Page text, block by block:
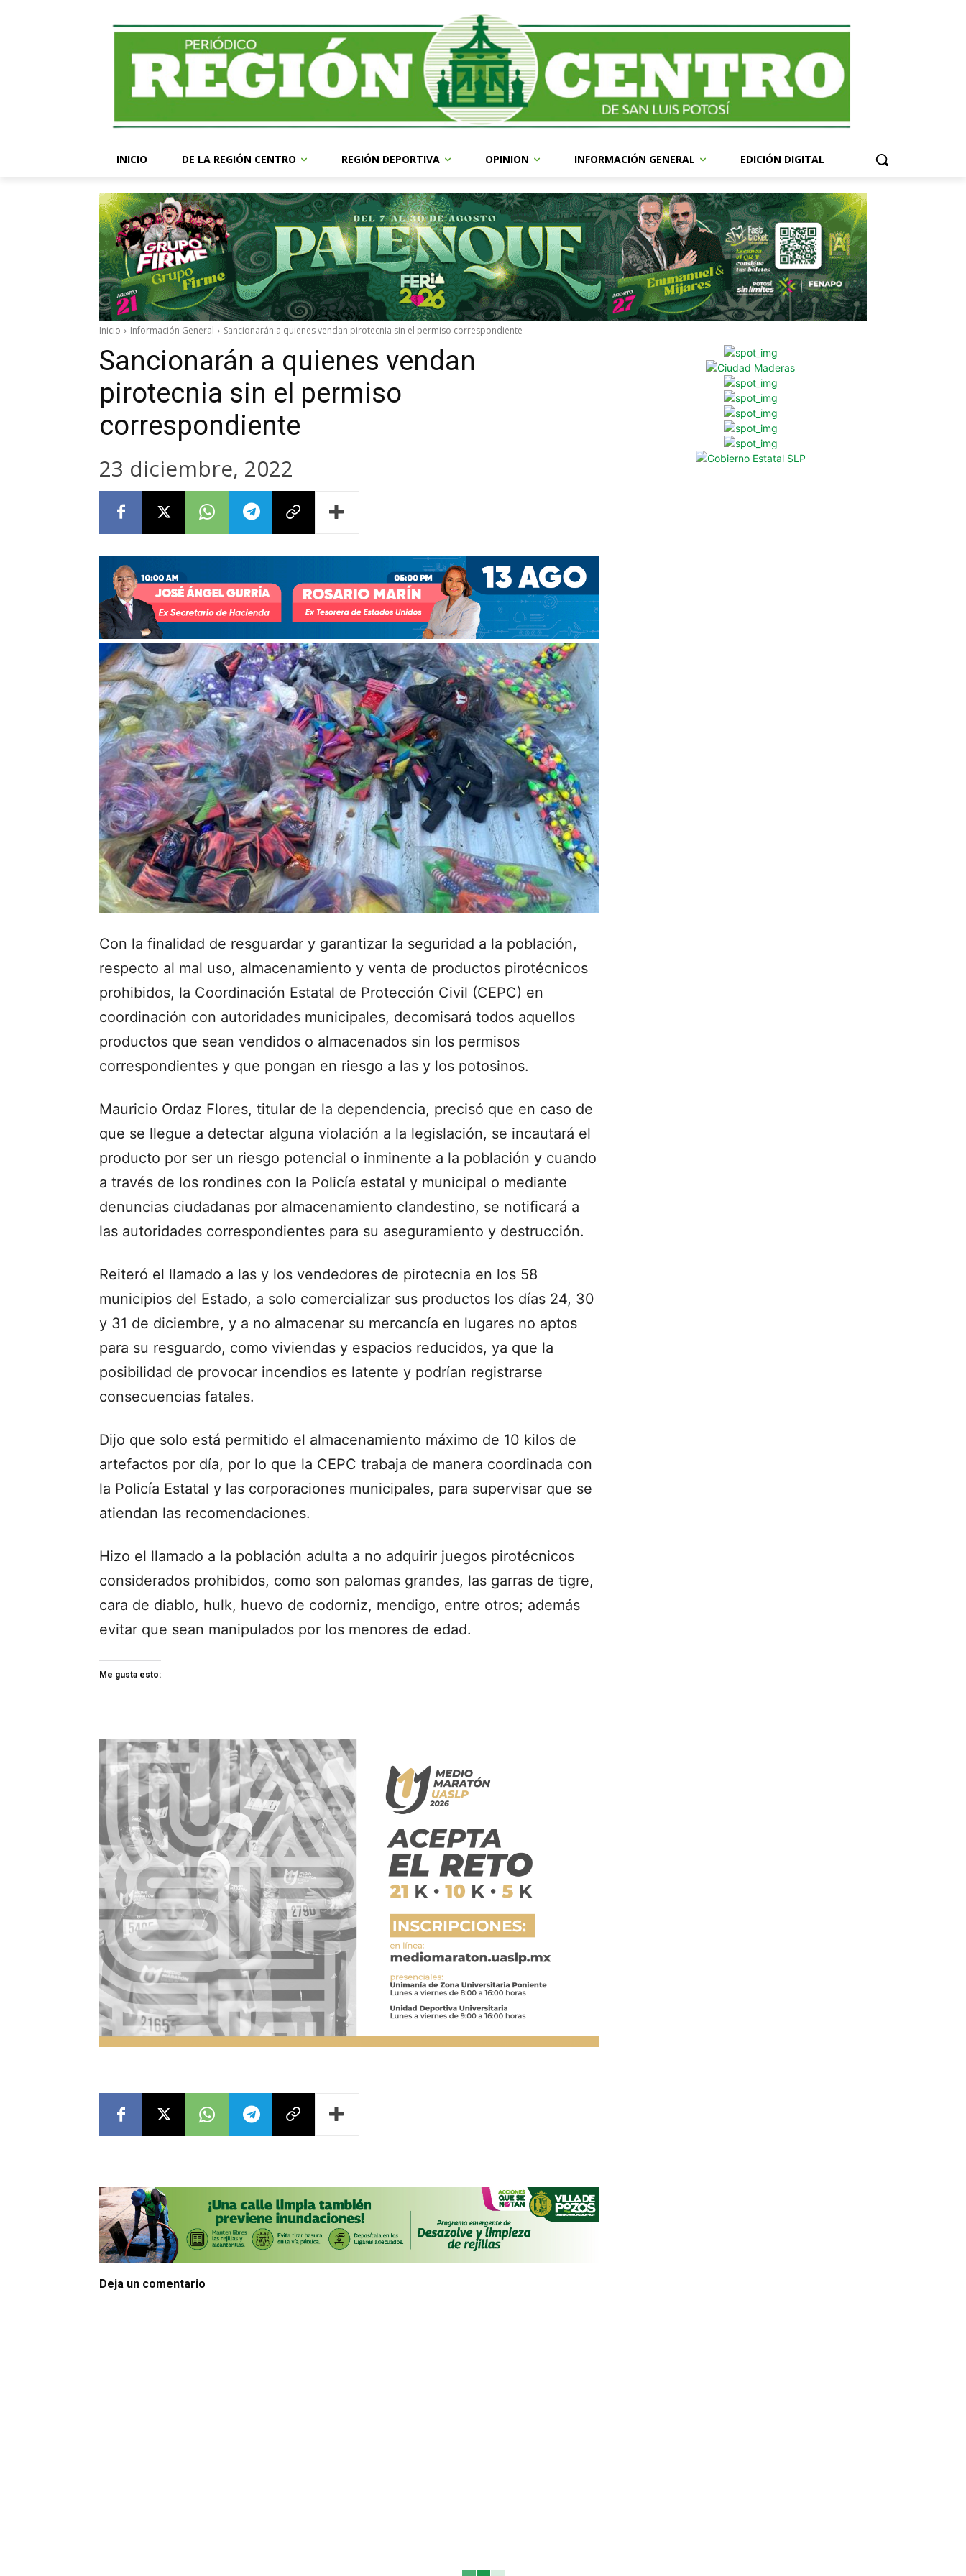
INICIO DE LA REGIÓN CENTRO REGIÓN DEPORTIVA OPINION INFORMACIÓN GENERAL EDICIÓN DIGITAL
Inicio Información General Sancionarán a quienes vendan pirotecnia sin el permiso correspondiente
Sancionarán a quienes vendan
pirotecnia sin el permiso
correspondiente
23 diciembre, 2022
Con la finalidad de resguardar y garantizar la seguridad a la población,
respecto al mal uso, almacenamiento y venta de productos pirotécnicos
prohibidos, la Coordinación Estatal de Protección Civil (CEPC) en
coordinación con autoridades municipales, decomisará todos aquellos
productos que sean vendidos o almacenados sin los permisos
correspondientes y que pongan en riesgo a las y los potosinos.
Mauricio Ordaz Flores, titular de la dependencia, precisó que en caso de
que se llegue a detectar alguna violación a la legislación, se incautará el
producto por ser un riesgo potencial o inminente a la población y cuando
a través de los rondines con la Policía estatal y municipal o mediante
denuncias ciudadanas por almacenamiento clandestino, se notificará a
las autoridades correspondientes para su aseguramiento y destrucción.
Reiteró el llamado a las y los vendedores de pirotecnia en los 58
municipios del Estado, a solo comercializar sus productos los días 24, 30
y 31 de diciembre, y a no almacenar su mercancía en lugares no aptos
para su resguardo, como viviendas y espacios reducidos, ya que la
posibilidad de provocar incendios es latente y podrían registrarse
consecuencias fatales.
Dijo que solo está permitido el almacenamiento máximo de 10 kilos de
artefactos por día, por lo que la CEPC trabaja de manera coordinada con
la Policía Estatal y las corporaciones municipales, para supervisar que se
atiendan las recomendaciones.
Hizo el llamado a la población adulta a no adquirir juegos pirotécnicos
considerados prohibidos, como son palomas grandes, las garras de tigre,
cara de diablo, hulk, huevo de codorniz, mendigo, entre otros; además
evitar que sean manipulados por los menores de edad.
Me gusta esto:
Deja un comentario